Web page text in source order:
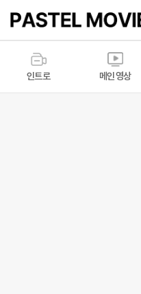
인트로 메인 영상